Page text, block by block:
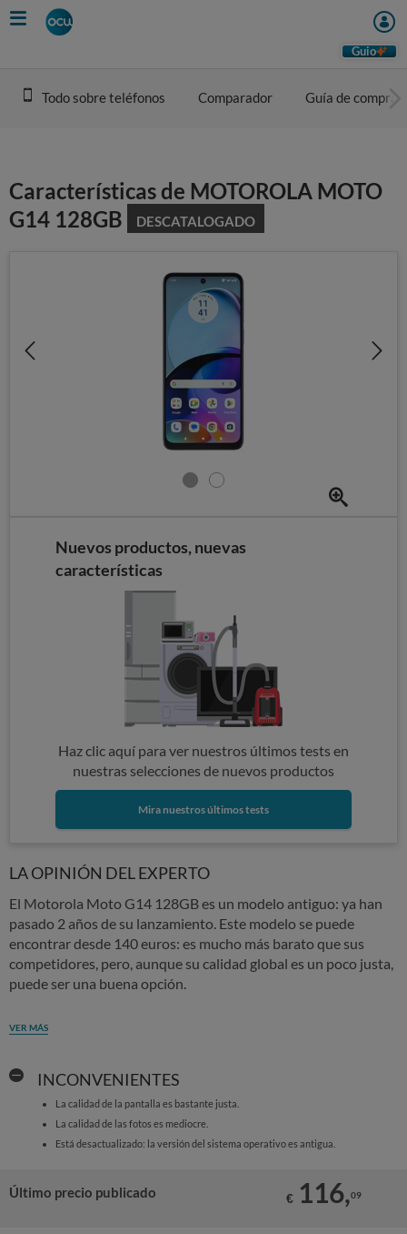
Skip
to
Guio
Todo sobre teléfonos Comparador Guía de compra
Características de MOTOROLA MOTO
G14 128GB
DESCATALOGADO
Nuevos productos, nuevas
características
Haz clic aquí para ver nuestros últimos tests en
nuestras selecciones de nuevos productos
Mira nuestros últimos tests
LA OPINIÓN DEL EXPERTO
El Motorola Moto G14 128GB es un modelo antiguo: ya han
pasado 2 años de su lanzamiento. Este modelo se puede
encontrar desde 140 euros: es mucho más barato que sus
competidores, pero, aunque su calidad global es un poco justa,
puede ser una buena opción.
VER MÁS
INCONVENIENTES
La calidad de la pantalla es bastante justa.
La calidad de las fotos es mediocre.
Está desactualizado: la versión del sistema operativo es antigua.
Último precio publicado € 116,09